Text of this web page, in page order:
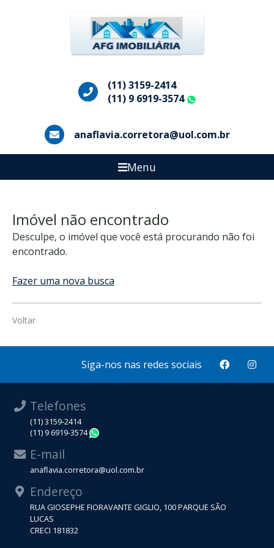
(11) 3159-2414
(11) 9 6919-3574
anaflavia.corretora@uol.com.br
Menu
Imóvel não encontrado
Desculpe, o imóvel que você está procurando não foi
encontrado.
Fazer uma nova busca
Voltar
Siga-nos nas redes sociais
Telefones
(11) 3159-2414
(11) 9 6919-3574
E-mail
anaflavia.corretora@uol.com.br
Endereço
RUA GIOSEPHE FIORAVANTE GIGLIO, 100 PARQUE SÃO
LUCAS
CRECI 181832